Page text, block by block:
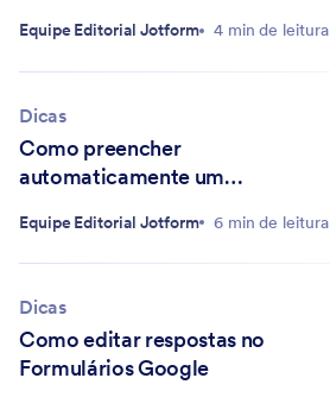
Equipe Editorial Jotform 4 min de leitura
Dicas
Como preencher
automaticamente um
Equipe Editorial Jotform 6 min de leitura
Dicas
Como editar respostas no
Formulários Google